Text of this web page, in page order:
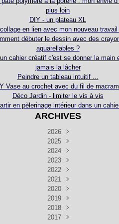
plus loin
DIY - un plateau XL
en lien avec mon nouveau travail
débuter le dessin avec des
aquarellables ?
cahier créatif c'est se donner la main
jamais la lâcher
Peindre un tableau intuitif ...
Vase au crochet avec du fil de
Déco Jardin - limiter le vis à vis
en pèlerinage intérieur dans un
ARCHIVES
2026
Juillet(5)
Juin
(4)
Mai
(3)
Avril
(3)
Mars
(3)
Janvier(1)
2025
Décembre
Novembre
Octobre
Septembre
Août
(1)
Juillet(2)
Juin
(1)
Mai
(1)
2024
Décembre
Novembre
Octobre
Septembre
Août
(2)
Juillet(4)
Juin
(4)
2023
Décembre
Novembre
Octobre
Septembre
Août
(2)
Juillet(1)
2022
Décembre
Novembre
Octobre
Septembre
Août
(4)
2021
Décembre
Novembre
Septembre
Août
(2)
2020
Décembre
Novembre
Octobre
2019
Décembre
Novembre
2018
Décembre
2017